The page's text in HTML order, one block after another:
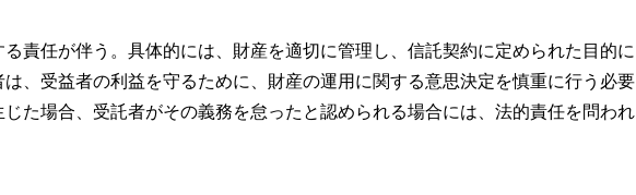
責任が伴う。具体的には、財産を適切に管理し、信託契約に定められた目的に
、受益者の利益を守るために、財産の運用に関する意思決定を慎重に行う必要
た場合、受託者がその義務を怠ったと認められる場合には、法的責任を問われ